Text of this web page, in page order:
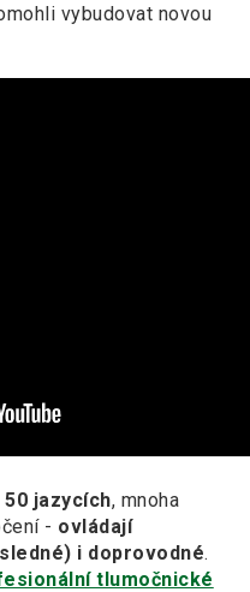
vybudovat novou
jazycích, mnoha
- ovládají
i doprovodné.
tlumočnické